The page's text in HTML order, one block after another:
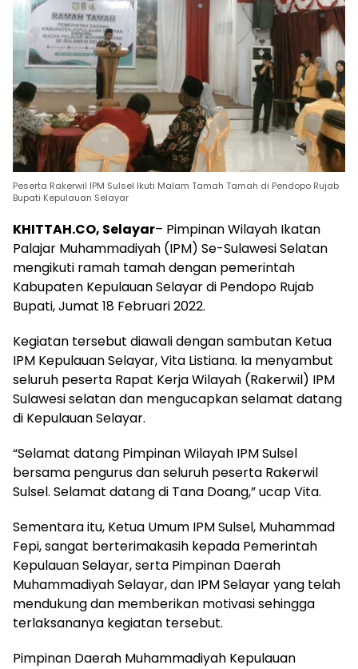
Peserta Rakerwil IPM Sulsel Ikuti Malam Tamah Tamah di Pendopo Rujab
Bupati Kepulauan Selayar
KHITTAH.CO, Selayar– Pimpinan Wilayah Ikatan
Palajar Muhammadiyah (IPM) Se-Sulawesi Selatan
mengikuti ramah tamah dengan pemerintah
Kabupaten Kepulauan Selayar di Pendopo Rujab
Bupati, Jumat 18 Februari 2022.
Kegiatan tersebut diawali dengan sambutan Ketua
IPM Kepulauan Selayar, Vita Listiana. Ia menyambut
seluruh peserta Rapat Kerja Wilayah (Rakerwil) IPM
Sulawesi selatan dan mengucapkan selamat datang
di Kepulauan Selayar.
“Selamat datang Pimpinan Wilayah IPM Sulsel
bersama pengurus dan seluruh peserta Rakerwil
Sulsel. Selamat datang di Tana Doang,” ucap Vita.
Sementara itu, Ketua Umum IPM Sulsel, Muhammad
Fepi, sangat berterimakasih kepada Pemerintah
Kepulauan Selayar, serta Pimpinan Daerah
Muhammadiyah Selayar, dan IPM Selayar yang telah
mendukung dan memberikan motivasi sehingga
terlaksananya kegiatan tersebut.
Pimpinan Daerah Muhammadiyah Kepulauan